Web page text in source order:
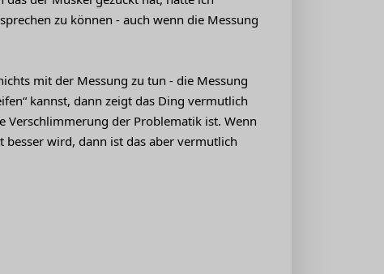
zu können - auch wenn die Messung
mit der Messung zu tun - die Messung
kannst, dann zeigt das Ding vermutlich
Verschlimmerung der Problematik ist. Wenn
besser wird, dann ist das aber vermutlich